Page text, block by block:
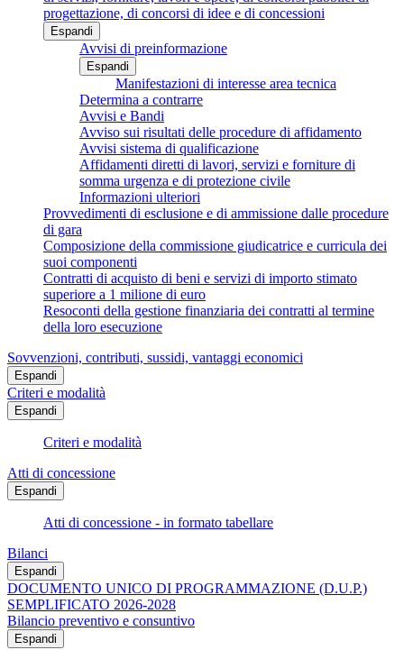
progettazione, di concorsi di idee e di concessioni
Espandi
Avvisi di preinformazione
Espandi
Manifestazioni di interesse area tecnica
Determina a contrarre
Avvisi e Bandi
Avviso sui risultati delle procedure di affidamento
Avvisi sistema di qualificazione
Affidamenti diretti di lavori, servizi e forniture di
somma urgenza e di protezione civile
Informazioni ulteriori
Provvedimenti di esclusione e di ammissione dalle procedure
di gara
Composizione della commissione giudicatrice e curricula dei
suoi componenti
Contratti di acquisto di beni e servizi di importo stimato
superiore a 1 milione di euro
Resoconti della gestione finanziaria dei contratti al termine
della loro esecuzione
Sovvenzioni, contributi, sussidi, vantaggi economici
Espandi
Criteri e modalità
Espandi
Criteri e modalità
Atti di concessione
Espandi
Atti di concessione - in formato tabellare
Bilanci
Espandi
DOCUMENTO UNICO DI PROGRAMMAZIONE (D.U.P.)
SEMPLIFICATO 2026-2028
Bilancio preventivo e consuntivo
Espandi